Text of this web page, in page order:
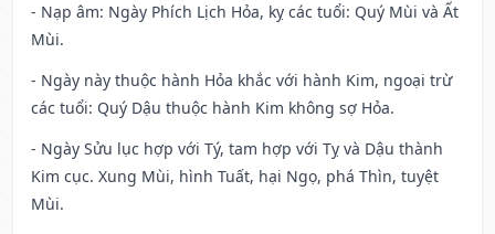
- Nạp âm: Ngày Phích Lịch Hỏa, kỵ các tuổi: Quý Mùi và Ất
Mùi.
- Ngày này thuộc hành Hỏa khắc với hành Kim, ngoại trừ
các tuổi: Quý Dậu thuộc hành Kim không sợ Hỏa.
- Ngày Sửu lục hợp với Tý, tam hợp với Tỵ và Dậu thành
Kim cục. Xung Mùi, hình Tuất, hại Ngọ, phá Thìn, tuyệt
Mùi.